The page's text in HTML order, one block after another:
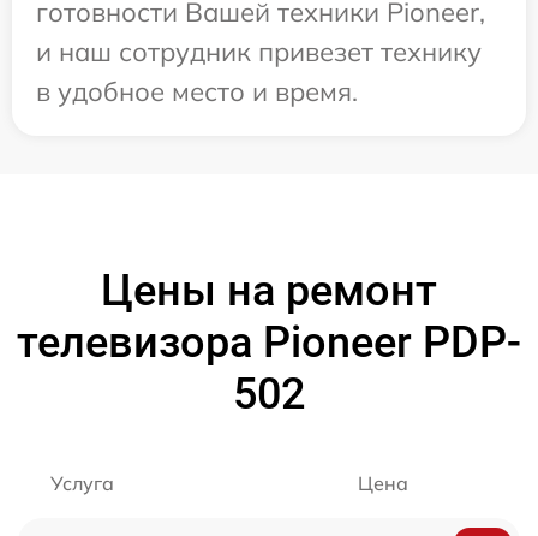
готовности Вашей техники Pioneer,
и наш сотрудник привезет технику
в удобное место и время.
Цены на ремонт
телевизора Pioneer PDP-
502
Услуга Цена